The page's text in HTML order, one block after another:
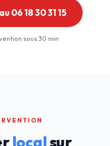
06 18 30 31 15
sous 30 min
localsur